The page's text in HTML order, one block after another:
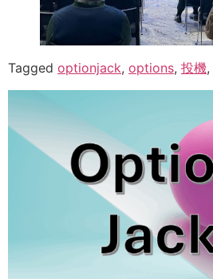
Tagged optionjack, options, 投機,